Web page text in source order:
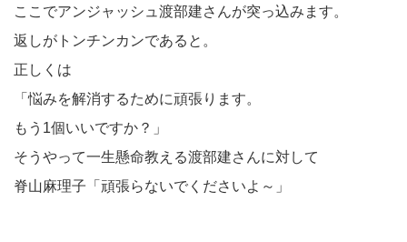
ここでアンジャッシュ渡部建さんが突っ込みます。
返しがトンチンカンであると。
正しくは
「悩みを解消するために頑張ります。
もう1個いいですか？」
そうやって一生懸命教える渡部建さんに対して
脊山麻理子「頑張らないでくださいよ～」